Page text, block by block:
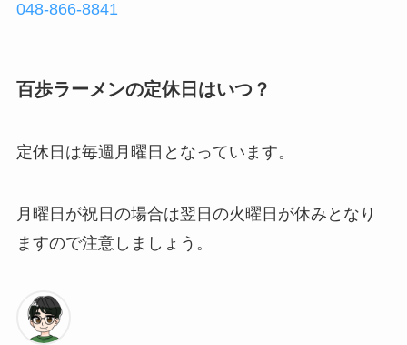
048-866-8841
百歩ラーメンの定休日はいつ？
定休日は毎週月曜日となっています。
月曜日が祝日の場合は翌日の火曜日が休みとなり
ますので注意しましょう。